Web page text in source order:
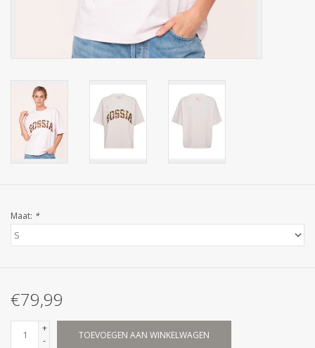
Maat: *
€79,99
+
-
TOEVOEGEN AAN WINKELWAGEN